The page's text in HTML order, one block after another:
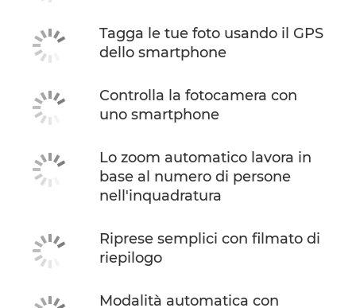
Tagga le tue foto usando il GPS
dello smartphone
Controlla la fotocamera con
uno smartphone
Lo zoom automatico lavora in
base al numero di persone
nell'inquadratura
Riprese semplici con filmato di
riepilogo
Modalità automatica con